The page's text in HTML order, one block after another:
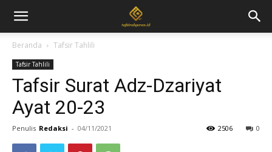
Beranda Tafsir Tahlili
Tafsir Tahlili
Tafsir Surat Adz-Dzariyat
Ayat 20-23
Penulis Redaksi - 04/11/2021 0
2506